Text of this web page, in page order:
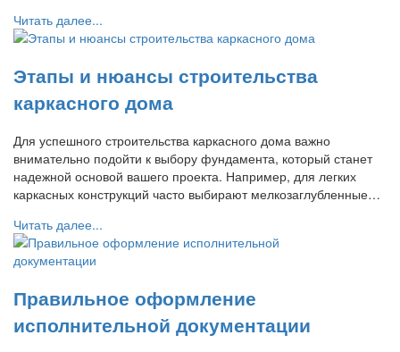
Читать далее...
Этапы и нюансы строительства
каркасного дома
Для успешного строительства каркасного дома важно
внимательно подойти к выбору фундамента, который станет
надежной основой вашего проекта. Например, для легких
каркасных конструкций часто выбирают мелкозаглубленные…
Читать далее...
Правильное оформление
исполнительной документации